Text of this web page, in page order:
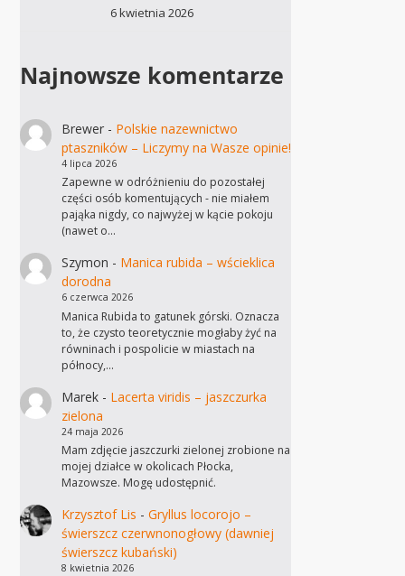
6 kwietnia 2026
Najnowsze komentarze
Brewer- Polskie nazewnictwo
ptaszników – Liczymy na Wasze opinie!
4 lipca 2026
Zapewne w odróżnieniu do pozostałej
części osób komentujących - nie miałem
pająka nigdy, co najwyżej w kącie pokoju
(nawet o…
Szymon - Manica rubida – wścieklica
dorodna
6 czerwca 2026
Manica Rubida to gatunek górski. Oznacza
to, że czysto teoretycznie mogłaby żyć na
równinach i pospolicie w miastach na
północy,…
Marek- Lacerta viridis – jaszczurka
zielona
24 maja 2026
Mam zdjęcie jaszczurki zielonej zrobione na
mojej działce w okolicach Płocka,
Mazowsze. Mogę udostępnić.
Krzysztof Lis - Gryllus locorojo –
świerszcz czerwnonogłowy (dawniej
świerszcz kubański)
8 kwietnia 2026